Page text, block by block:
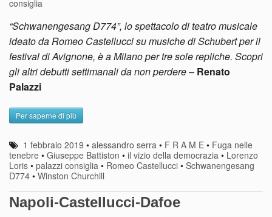
consiglia
“Schwanengesang D774”, lo spettacolo di teatro musicale
ideato da Romeo Castellucci su musiche di Schubert per il
festival di Avignone, è a Milano per tre sole repliche. Scopri
gli altri debutti settimanali da non perdere– Renato
Palazzi
Per saperne di più
1 febbraio 2019 •alessandro serra • F R A M E • Fuga nelle
tenebre • Giuseppe Battiston • il vizio della democrazia • Lorenzo
Loris • palazzi consiglia • Romeo Castellucci • Schwanengesang
D774 • Winston Churchill
Napoli-Castellucci-Dafoe